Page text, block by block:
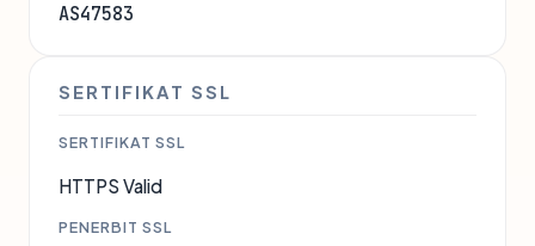
AS47583
SERTIFIKAT SSL
SERTIFIKAT SSL
HTTPS Valid
PENERBIT SSL